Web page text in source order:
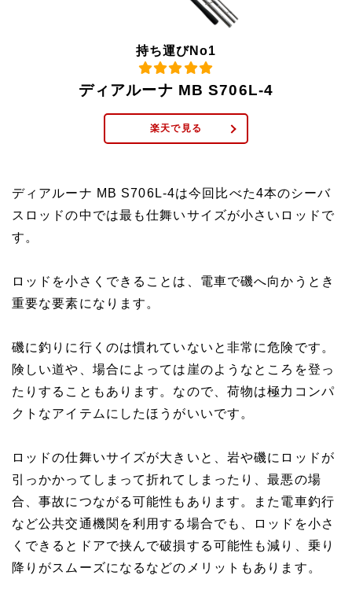
持ち運びNo1
ディアルーナ MB S706L-4
楽天で見る
ディアルーナ MB S706L-4は今回比べた4本のシーバ
スロッドの中では最も仕舞いサイズが小さいロッドで
す。
ロッドを小さくできることは、電車で磯へ向かうとき
重要な要素になります。
磯に釣りに行くのは慣れていないと非常に危険です。
険しい道や、場合によっては崖のようなところを登っ
たりすることもあります。なので、荷物は極力コンパ
クトなアイテムにしたほうがいいです。
ロッドの仕舞いサイズが大きいと、岩や磯にロッドが
引っかかってしまって折れてしまったり、最悪の場
合、事故につながる可能性もあります。また電車釣行
など公共交通機関を利用する場合でも、ロッドを小さ
くできるとドアで挟んで破損する可能性も減り、乗り
降りがスムーズになるなどのメリットもあります。